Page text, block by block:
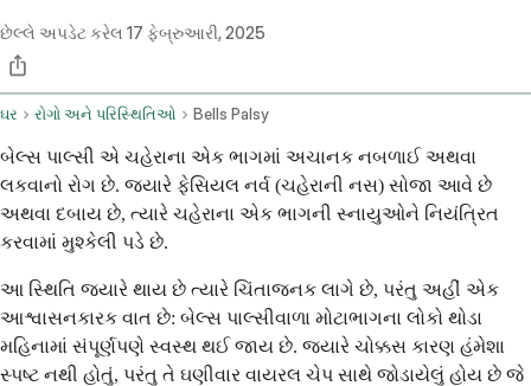
છેલ્લે અપડેટ કરેલ 17 ફેબ્રુઆરી, 2025
ઘર રોગો અને પરિસ્થિતિઓ Bells Palsy
બેલ્સ પાલ્સી એ ચહેરાના એક ભાગમાં અચાનક નબળાઈ અથવા
લકવાનો રોગ છે. જ્યારે ફેસિયલ નર્વ (ચહેરાની નસ) સોજા આવે છે
અથવા દબાય છે, ત્યારે ચહેરાના એક ભાગની સ્નાયુઓને નિયંત્રિત
કરવામાં મુશ્કેલી પડે છે.
આ સ્થિતિ જ્યારે થાય છે ત્યારે ચિંતાજનક લાગે છે, પરંતુ અહીં એક
આશ્વાસનકારક વાત છે: બેલ્સ પાલ્સીવાળા મોટાભાગના લોકો થોડા
મહિનામાં સંપૂર્ણપણે સ્વસ્થ થઈ જાય છે. જ્યારે ચોક્કસ કારણ હંમેશા
સ્પષ્ટ નથી હોતું, પરંતુ તે ઘણીવાર વાયરલ ચેપ સાથે જોડાયેલું હોય છે જે